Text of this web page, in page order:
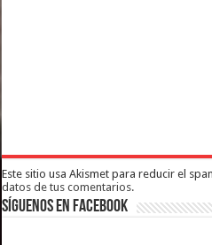
Este sitio usa Akismet para reducir el
datos de tus comentarios.
Síguenos en Facebook